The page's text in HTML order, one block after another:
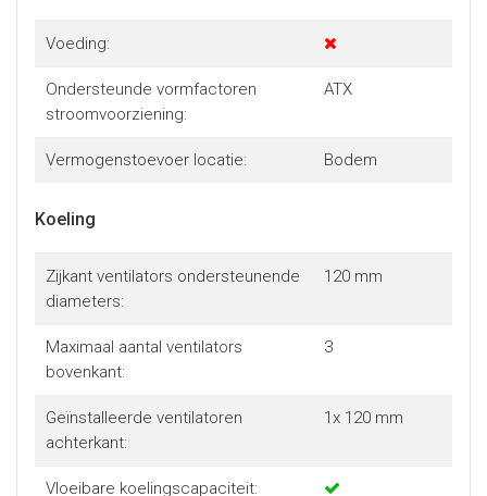
Voeding:
Ondersteunde vormfactoren
stroomvoorziening:
ATX
Vermogenstoevoer locatie: Bodem
Koeling
Zijkant ventilators ondersteunende
diameters:
120 mm
Maximaal aantal ventilators
bovenkant:
3
Geïnstalleerde ventilatoren
achterkant:
1x 120 mm
Vloeibare koelingscapaciteit: